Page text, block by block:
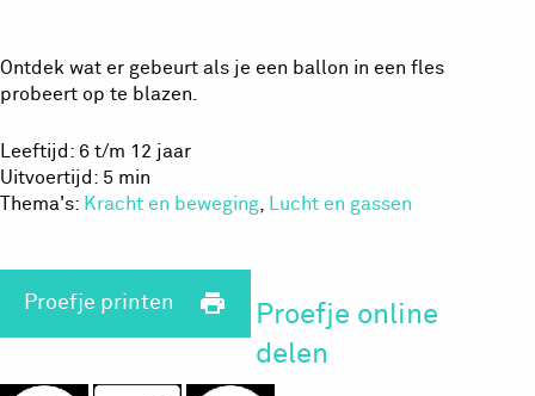
Ontdek wat er gebeurt als je een ballon in een fles
probeert op te blazen.
Leeftijd: 6 t/m 12 jaar
Uitvoertijd: 5 min
Thema's: Kracht en beweging Lucht en gassen
Proefje printen print
Proefje online
delen